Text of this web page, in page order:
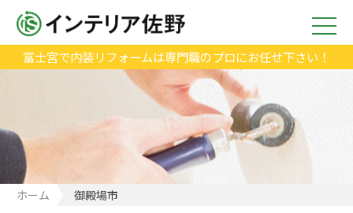
富士宮で内装リフォームは専門職のプロにお任せ下さい！
ホーム 御殿場市